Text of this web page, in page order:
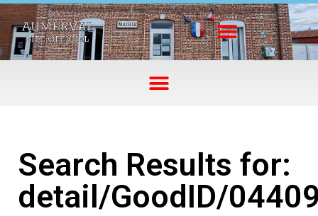
Search Results for:
detail/GoodID/